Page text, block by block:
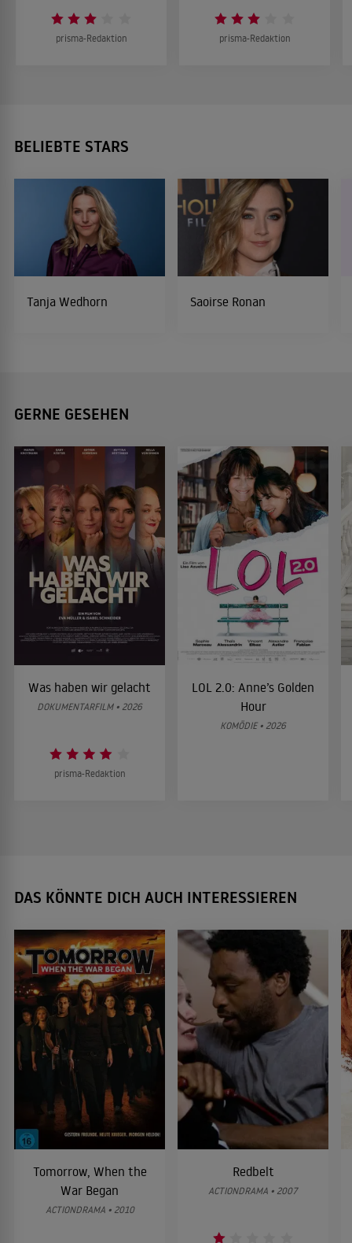
prisma-Redaktion prisma-Redaktion
BELIEBTE STARS
Tanja Wedhorn Saoirse Ronan
GERNE GESEHEN
Was haben wir gelacht
DOKUMENTARFILM • 2026
prisma-Redaktion
LOL 2.0: Anne’s Golden
Hour
KOMÖDIE • 2026
DAS KÖNNTE DICH AUCH INTERESSIEREN
Tomorrow, When the
War Began
ACTIONDRAMA • 2010
Redbelt
ACTIONDRAMA • 2007